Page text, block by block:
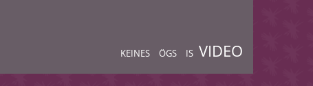
KEINES ÖGS IS VIDEO